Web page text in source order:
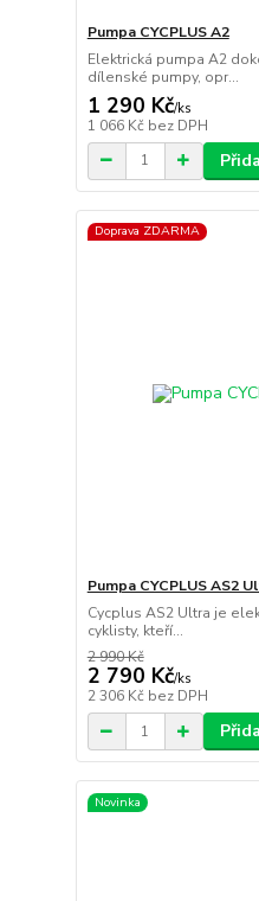
Pumpa CYCPLUS A2
Elektrická pumpa A2
dílenské pumpy, opr...
1 290 Kč/ks
1 066 Kč bez DPH
Doprava ZDARMA
Pumpa CYCPLUS AS2
Cycplus AS2 Ultra je
cyklisty, kteří...
2 990 Kč
2 790 Kč/ks
2 306 Kč bez DPH
Novinka